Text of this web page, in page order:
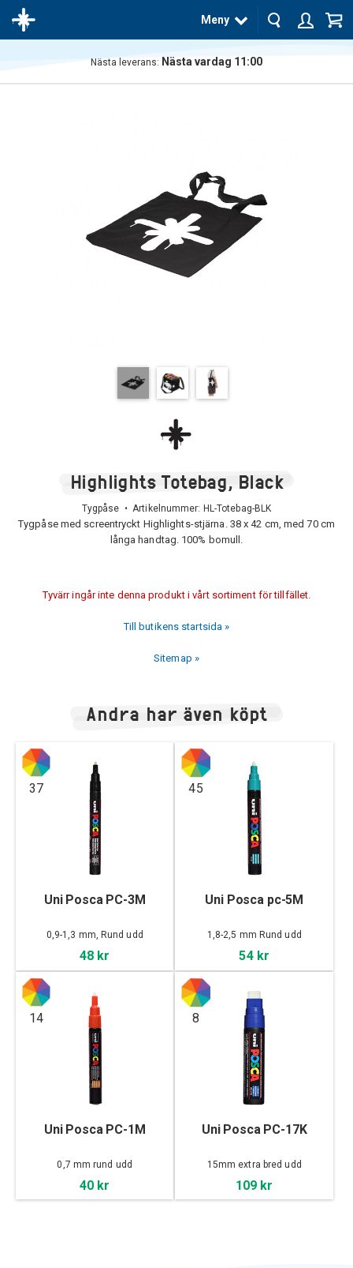
Meny
Nästa leverans: Nästa vardag 11:00
Highlights Totebag, Black
Tygpåse • Artikelnummer: HL-Totebag-BLK
Tygpåse med screentryckt Highlights-stjärna. 38 x 42 cm, med 70 cm
långa handtag. 100% bomull.
Tyvärr ingår inte denna produkt i vårt sortiment för tillfället.
Till butikens startsida »
Sitemap »
Andra har även köpt
37
Uni Posca PC-3M
0,9-1,3 mm, Rund udd
48 kr
45
Uni Posca pc-5M
1,8-2,5 mm Rund udd
54 kr
14
Uni Posca PC-1M
0,7 mm rund udd
40 kr
8
Uni Posca PC-17K
15mm extra bred udd
109 kr